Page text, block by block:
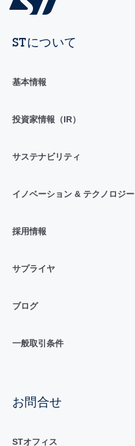
STについて
基本情報
投資家情報（IR）
サステナビリティ
イノベーション & テクノロジー
採用情報
サプライヤ
ブログ
一般取引条件
お問合せ
STオフィス